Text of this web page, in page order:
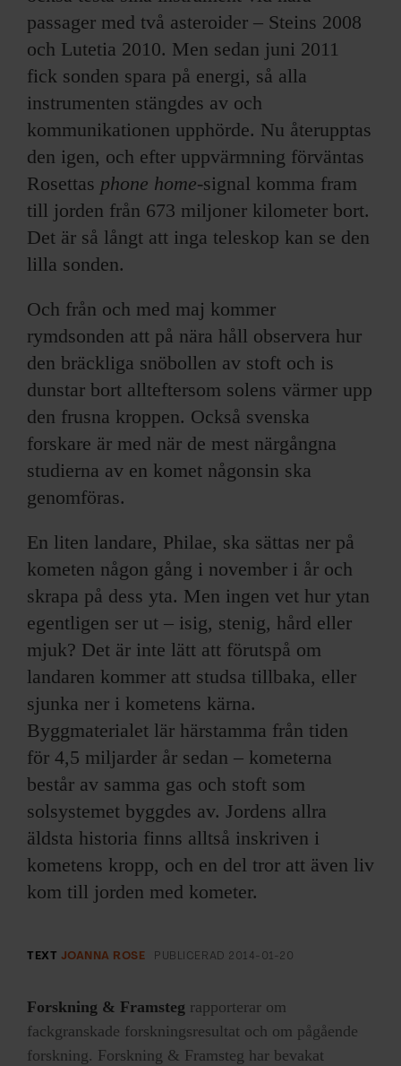
passager med två asteroider – Steins 2008
och Lutetia 2010. Men sedan juni 2011
fick sonden spara på energi, så alla
instrumenten stängdes av och
kommunikationen upphörde. Nu återupptas
den igen, och efter uppvärmning förväntas
Rosettas phone home-signal komma fram
till jorden från 673 miljoner kilometer bort.
Det är så långt att inga teleskop kan se den
lilla sonden.
Och från och med maj kommer
rymdsonden att på nära håll observera hur
den bräckliga snöbollen av stoft och is
dunstar bort allteftersom solens värmer upp
den frusna kroppen. Också svenska
forskare är med när de mest närgångna
studierna av en komet någonsin ska
genomföras.
En liten landare, Philae, ska sättas ner på
kometen någon gång i november i år och
skrapa på dess yta. Men ingen vet hur ytan
egentligen ser ut – isig, stenig, hård eller
mjuk? Det är inte lätt att förutspå om
landaren kommer att studsa tillbaka, eller
sjunka ner i kometens kärna.
Byggmaterialet lär härstamma från tiden
för 4,5 miljarder år sedan – kometerna
består av samma gas och stoft som
solsystemet byggdes av. Jordens allra
äldsta historia finns alltså inskriven i
kometens kropp, och en del tror att även liv
kom till jorden med kometer.
TEXT JOANNA ROSE PUBLICERAD 2014-01-20
Forskning & Framsteg rapporterar om
fackgranskade forskningsresultat och om pågående
forskning. Forskning & Framsteg har bevakat